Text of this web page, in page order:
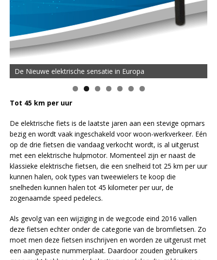
De Nieuwe elektrische sensatie in Europa
Tot 45 km per uur
De elektrische fiets is de laatste jaren aan een stevige opmars
bezig en wordt vaak ingeschakeld voor woon-werkverkeer. Eén
op de drie fietsen die vandaag verkocht wordt, is al uitgerust
met een elektrische hulpmotor. Momenteel zijn er naast de
klassieke elektrische fietsen, die een snelheid tot 25 km per uur
kunnen halen, ook types van tweewielers te koop die
snelheden kunnen halen tot 45 kilometer per uur, de
zogenaamde speed pedelecs.
Als gevolg van een wijziging in de wegcode eind 2016 vallen
deze fietsen echter onder de categorie van de bromfietsen. Zo
moet men deze fietsen inschrijven en worden ze uitgerust met
een aangepaste nummerplaat. Daardoor zouden gebruikers